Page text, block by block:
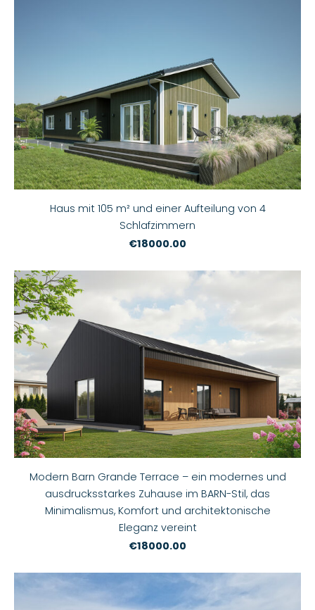
Haus mit 105 m² und einer Aufteilung von 4
Schlafzimmern
€18000.00
Modern Barn Grande Terrace – ein modernes und
ausdrucksstarkes Zuhause im BARN-Stil, das
Minimalismus, Komfort und architektonische
Eleganz vereint
€18000.00